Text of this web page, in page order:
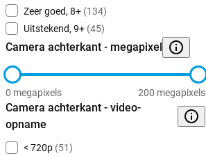
Zeer goed, 8+ (134)
Uitstekend, 9+ (45)
Camera achterkant - megapixel
0 megapixels 200 megapixels
Camera achterkant - video-
opname
< 720p (51)